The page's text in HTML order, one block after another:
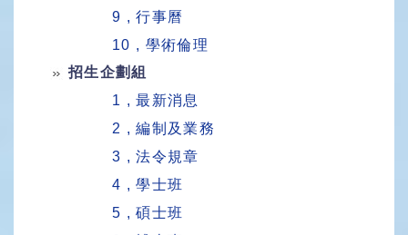
9 , 行事曆
10 , 學術倫理
招生企劃組
1 , 最新消息
2 , 編制及業務
3 , 法令規章
4 , 學士班
5 , 碩士班